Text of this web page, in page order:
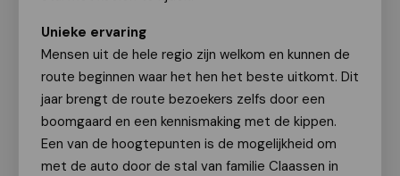
Unieke ervaring
Mensen uit de hele regio zijn welkom en kunnen de
route beginnen waar het hen het beste uitkomt. Dit
jaar brengt de route bezoekers zelfs door een
boomgaard en een kennismaking met de kippen.
Een van de hoogtepunten is de mogelijkheid om
met de auto door de stal van familie Claassen in